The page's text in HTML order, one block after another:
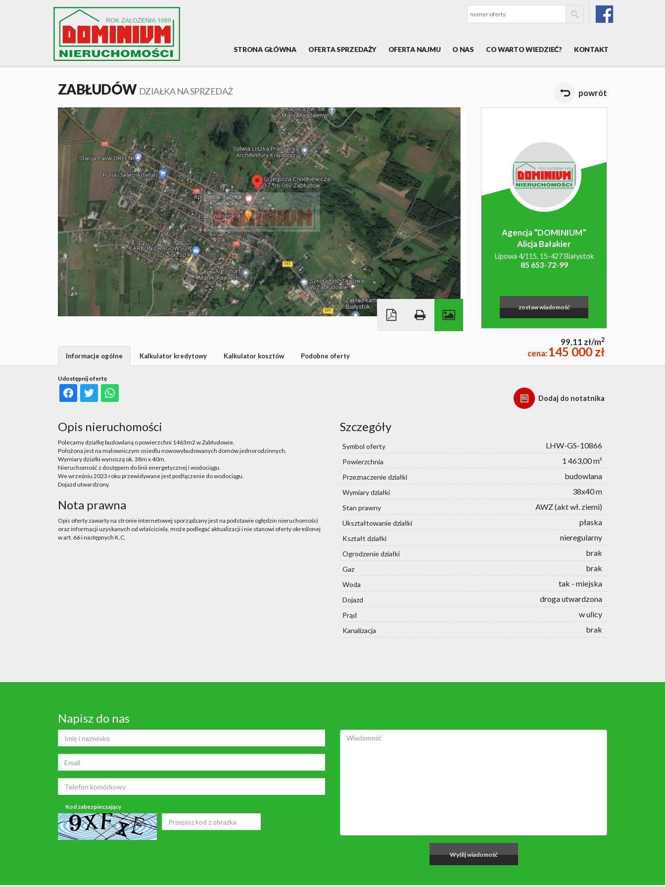
STRONA GŁÓWNA OFERTA SPRZEDAŻY OFERTA NAJMU O NAS CO WARTO WIEDZIEĆ? KONTAKT
ZABŁUDÓW DZIAŁKA NA SPRZEDAŻ powrót
Agencja “DOMINIUM”
Alicja Bałakier
Lipowa 4/115, 15-427 Białystok
85 653-72-99
zostaw wiadomość
99,11 zł/m2
cena:145 000 zł
Dodaj do notatnika
Udostępnij ofertę
Informacje ogólne Kalkulator kredytowy Kalkulator kosztów Podobne oferty
Opis nieruchomości
Polecamy działkę budowlaną o powierzchni 1463m2 w Zabłudowie.
Położona jest na malowniczym osiedlu nowowybudowanych domów jednorodzinnych.
Wymiary działki wynoszą ok. 38m x 40m.
Nieruchomość z dostępem do linii energetycznej i wodociągu.
We wrześniu 2023 roku przewidywane jest podłączenie do wodociągu.
Dojazd utwardzony.
Nota prawna
Opis oferty zawarty na stronie internetowej sporządzany jest na podstawie oględzin nieruchomości
oraz informacji uzyskanych od właściciela, może podlegać aktualizacji i nie stanowi oferty określonej
w art. 66 i następnych K.C.
Szczegóły
Symbol oferty LHW-GS-10866
Powierzchnia 1 463,00 m²
Przeznaczenie działki budowlana
Wymiary działki 38x40 m
Stan prawny AWZ (akt wł. ziemi)
Ukształtowanie działki płaska
Kształt działki nieregularny
Ogrodzenie działki brak
Gaz brak
Woda tak - miejska
Dojazd droga utwardzona
Prąd w ulicy
Kanalizacja brak
Napisz do nas
Kod zabezpieczający